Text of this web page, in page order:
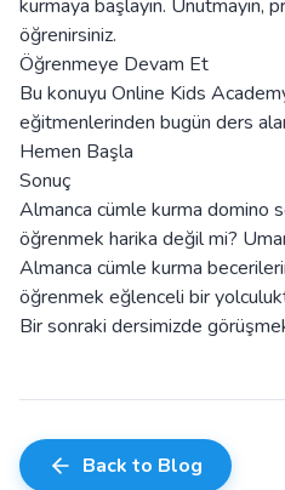
kurmaya başlayın. Unutmayın,
öğrenirsiniz.
Öğrenmeye Devam Et
Bu konuyu Online Kids
eğitmenlerinden bugün ders
Hemen Başla
Sonuç
Almanca cümle kurma domino
öğrenmek harika değil mi?
Almanca cümle kurma
öğrenmek eğlenceli bir
Bir sonraki dersimizde
Back to Blog